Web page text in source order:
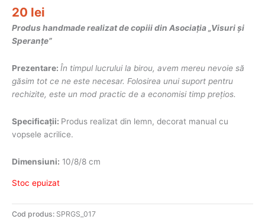
20 lei
Produs handmade realizat de copiii din Asociația „Visuri și
Speranțe”
Prezentare: În timpul lucrului la birou, avem mereu nevoie să
găsim tot ce ne este necesar. Folosirea unui suport pentru
rechizite, este un mod practic de a economisi timp prețios.
Specificații: Produs realizat din lemn, decorat manual cu
vopsele acrilice.
Dimensiuni: 10/8/8 cm
Stoc epuizat
Cod produs: SPRGS_017